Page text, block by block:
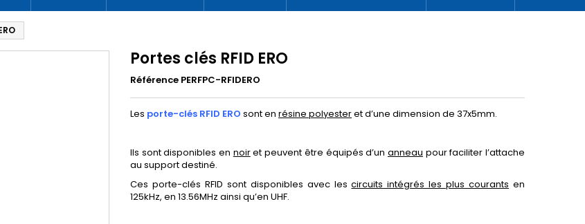
Portes clés RFID ERO
Référence PERFPC-RFIDERO
Les porte-clés RFID ERO sont en résine polyesteret d’une dimension de 37x5mm.
Ils sont disponibles en noiret peuvent être équipés d’un anneau pour faciliter l’attache
au support destiné.
Ces porte-clés RFID sont disponibles avec lescircuits intégrés les plus courants en
125kHz, en 13.56MHz ainsi qu’en UHF.